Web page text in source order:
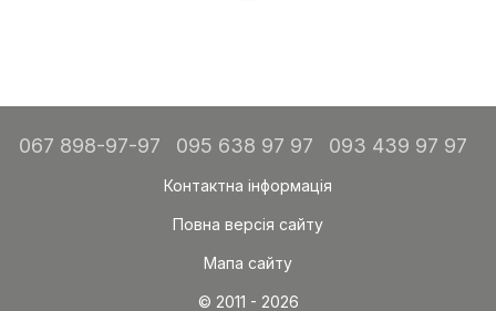
067 898-97-97 095 638 97 97 093 439 97 97
Контактна інформація
Повна версія сайту
Мапа сайту
© 2011 - 2026